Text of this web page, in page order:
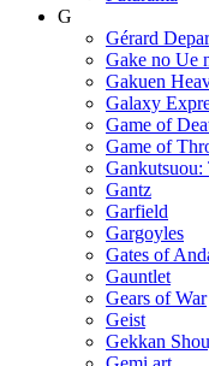
G
Gérard
Gake no Ue
Gakuen
Galaxy
Game of
Game of
Gantz
Garfield
Gargoyles
Gates of
Gauntlet
Gears of War
Geist
Gekkan